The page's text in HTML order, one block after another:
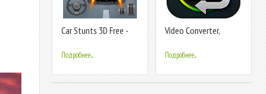
Car Stunts 3D Free -
Racing
Подробнее...
Video Converter,
MKV,MOV, AVI
Подробнее...